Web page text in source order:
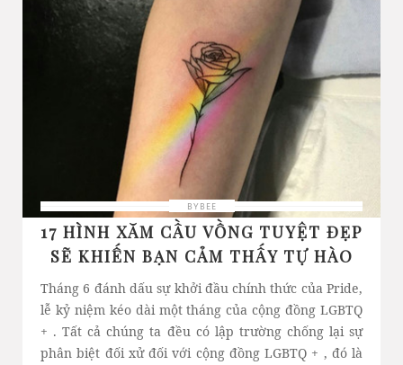
BYBEE
17 HÌNH XĂM CẦU VỒNG TUYỆT ĐẸP
SẼ KHIẾN BẠN CẢM THẤY TỰ HÀO
Tháng 6 đánh dấu sự khởi đầu chính thức của Pride,
lễ kỷ niệm kéo dài một tháng của cộng đồng LGBTQ
+ . Tất cả chúng ta đều có lập trường chống lại sự
phân biệt đối xử đối với cộng đồng LGBTQ + , đó là